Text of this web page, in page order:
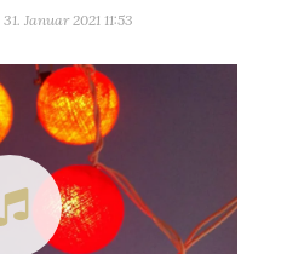
31. Januar 2021 11:53